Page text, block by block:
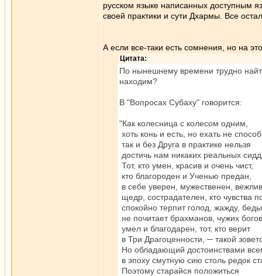
русском языке написанных доступным
своей практики и сути Дхармы. Все
А если все-таки есть сомнения, но на
Цитата:
По нынешнему времени трудно
находим?
В "Вопросах Субаху" говорится:
"Как колесница с колесом одним,
хоть конь и есть, но ехать не
так и без Друга в практике нельзя
достичь нам никаких реальных
Тот, кто умен, красив и очень чист,
кто благороден и Ученью предан,
в себе уверен, мужественен,
щедр, сострадателен, кто чувства
спокойно терпит голод, жажду,
не почитает брахманов, чужих
умел и благодарен, тот, кто верит
в Три Драгоценности, ─ такой
Но обладающий достоинствами
в эпоху смутную сию столь редок
Поэтому старайся положиться